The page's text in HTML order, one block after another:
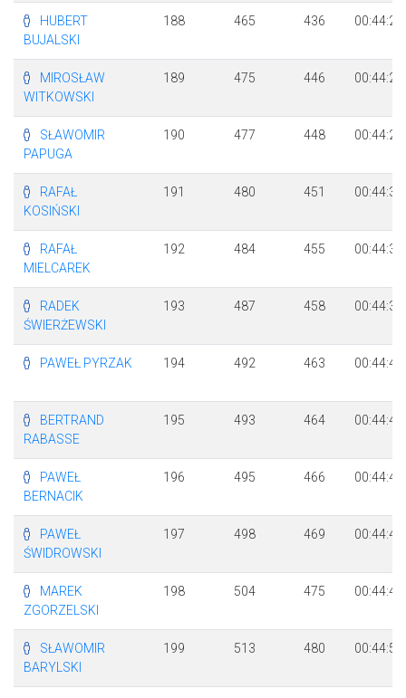
HUBERT
BUJALSKI
188 465 436 00:44:22
MIROSŁAW
WITKOWSKI
189 475 446 00:44:26
SŁAWOMIR
PAPUGA
190 477 448 00:44:27
RAFAŁ
KOSIŃSKI
191 480 451 00:44:30
RAFAŁ
MIELCAREK
192 484 455 00:44:34
RADEK
ŚWIERŻEWSKI
193 487 458 00:44:38
PAWEŁ PYRZAK 194 492 463 00:44:40
BERTRAND
RABASSE
195 493 464 00:44:41
PAWEŁ
BERNACIK
196 495 466 00:44:42
PAWEŁ
ŚWIDROWSKI
197 498 469 00:44:43
MAREK
ZGORZELSKI
198 504 475 00:44:45
SŁAWOMIR
BARYLSKI
199 513 480 00:44:51